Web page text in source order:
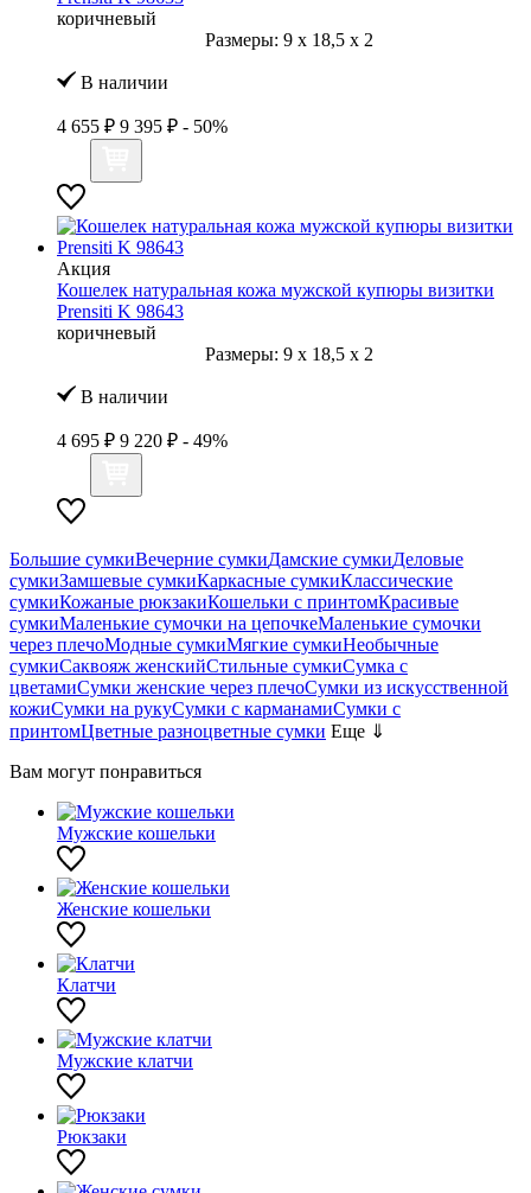
коричневый
Размеры: 9 x 18,5 x 2
В наличии
4 655 ₽ 9 395 ₽ - 50%
Акция
Кошелек натуральная кожа мужской купюры визитки
Prensiti K 98643
коричневый
Размеры: 9 x 18,5 x 2
В наличии
4 695 ₽ 9 220 ₽ - 49%
Большие сумкиВечерние сумкиДамские сумкиДеловые
сумкиЗамшевые сумкиКаркасные сумкиКлассические
сумкиКожаные рюкзакиКошельки с принтомКрасивые
сумкиМаленькие сумочки на цепочкеМаленькие сумочки
через плечоМодные сумкиМягкие сумкиНеобычные
сумкиСаквояж женскийСтильные сумкиСумка с
цветамиСумки женские через плечоСумки из искусственной
кожиСумки на рукуСумки с карманамиСумки с
принтомЦветные разноцветные сумки Еще ⇓
Вам могут понравиться
Мужские кошельки
Женские кошельки
Клатчи
Мужские клатчи
Рюкзаки